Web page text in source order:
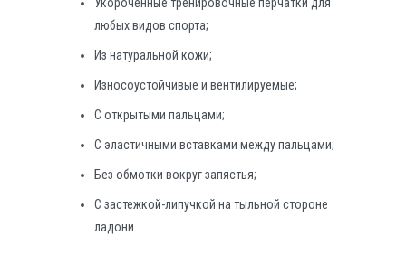
любых видов спорта;
Из натуральной кожи;
Износоустойчивые и вентилируемые;
С открытыми пальцами;
С эластичными вставками между пальцами;
Без обмотки вокруг запястья;
С застежкой-липучкой на тыльной стороне
ладони.